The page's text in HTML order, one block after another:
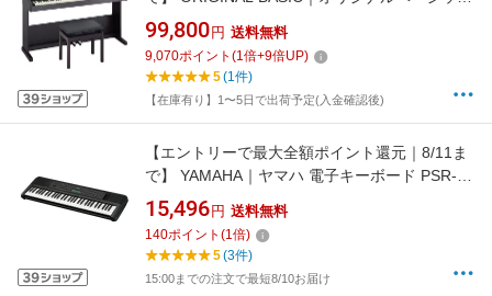
電子ピアノ ORIGINAL BASIC×ローランド 高
低自在椅子・ヘッドホン付属 ダークローズウッ
ド OBRP107 [88鍵盤]
99,800 円 送料無料
9,070ポイント (1倍+9倍UP)
5(1件)
【在庫有り】1〜5日で出荷予定(入金確認後)
【エントリーで最大全額ポイント還元｜8/11ま
で】 YAMAHA｜ヤマハ 電子キーボード PSR-
E283 [61鍵盤]
15,496 円 送料無料
140ポイント (1倍)
5(3件)
15:00までの注文で最短8/10お届け